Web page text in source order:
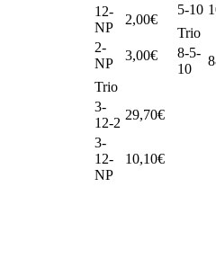
12-
NP
2,00€
2-
NP
3,00€
Trio
3-
12-2
29,70€
3-
12-
NP
10,10€
5-10
Trio
8-5-
10